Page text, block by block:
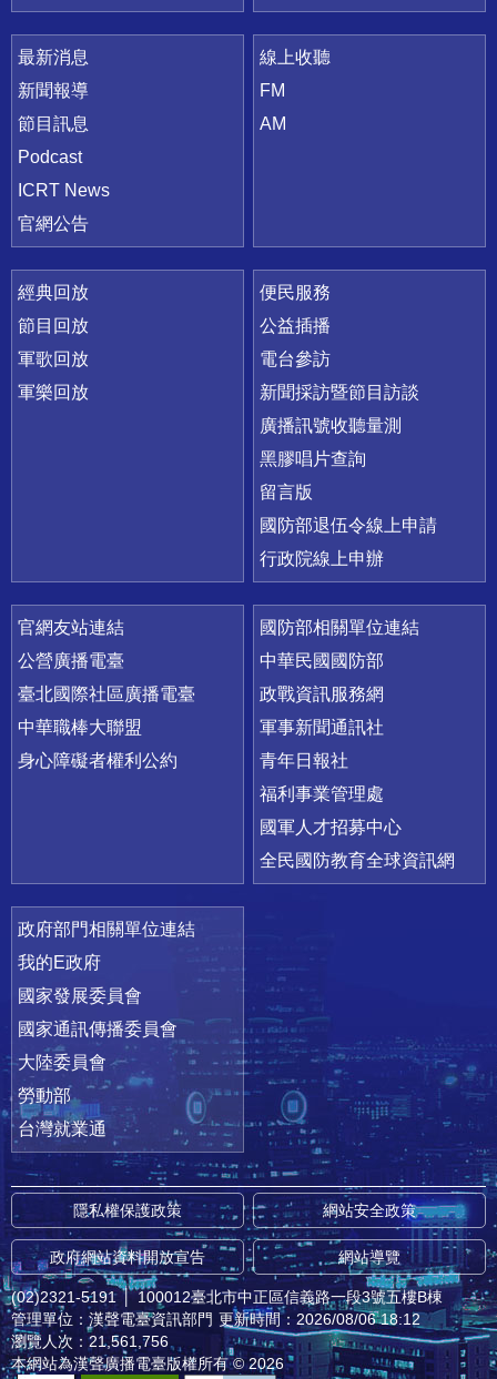
最新消息
新聞報導
節目訊息
Podcast
ICRT News
官網公告
線上收聽
FM
AM
經典回放
節目回放
軍歌回放
軍樂回放
便民服務
公益插播
電台參訪
新聞採訪暨節目訪談
廣播訊號收聽量測
黑膠唱片查詢
留言版
國防部退伍令線上申請
行政院線上申辦
官網友站連結
公營廣播電臺
臺北國際社區廣播電臺
中華職棒大聯盟
身心障礙者權利公約
國防部相關單位連結
中華民國國防部
政戰資訊服務網
軍事新聞通訊社
青年日報社
福利事業管理處
國軍人才招募中心
全民國防教育全球資訊網
政府部門相關單位連結
我的E政府
國家發展委員會
國家通訊傳播委員會
大陸委員會
勞動部
台灣就業通
隱私權保護政策 網站安全政策
政府網站資料開放宣告 網站導覽
(02)2321-5191 │ 100012臺北市中正區信義路一段3號五樓B棟
管理單位：漢聲電臺資訊部門 更新時間：2026/08/06 18:12
瀏覽人次：21,561,756
本網站為漢聲廣播電臺版權所有 © 2026